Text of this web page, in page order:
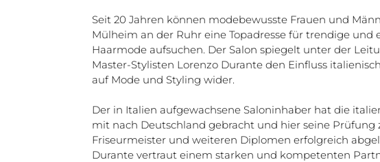
Seit 20 Jahren können modebewusste Frauen und
Mülheim an der Ruhr eine Topadresse für trendige und
Haarmode aufsuchen. Der Salon spiegelt unter der
Master-Stylisten Lorenzo Durante den Einfluss
auf Mode und Styling wider.
Der in Italien aufgewachsene Saloninhaber hat die
mit nach Deutschland gebracht und hier seine Prüfung
Friseurmeister und weiteren Diplomen erfolgreich
Durante vertraut einem starken und kompetenten